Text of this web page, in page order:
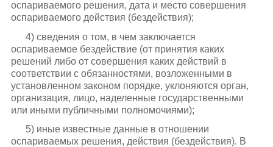
оспариваемого решения, дата и место совершения
оспариваемого действия (бездействия);
4) сведения о том, в чем заключается
оспариваемое бездействие (от принятия каких
решений либо от совершения каких действий в
соответствии с обязанностями, возложенными в
установленном законом порядке, уклоняются орган,
организация, лицо, наделенные государственными
или иными публичными полномочиями);
5) иные известные данные в отношении
оспариваемых решения, действия (бездействия). В